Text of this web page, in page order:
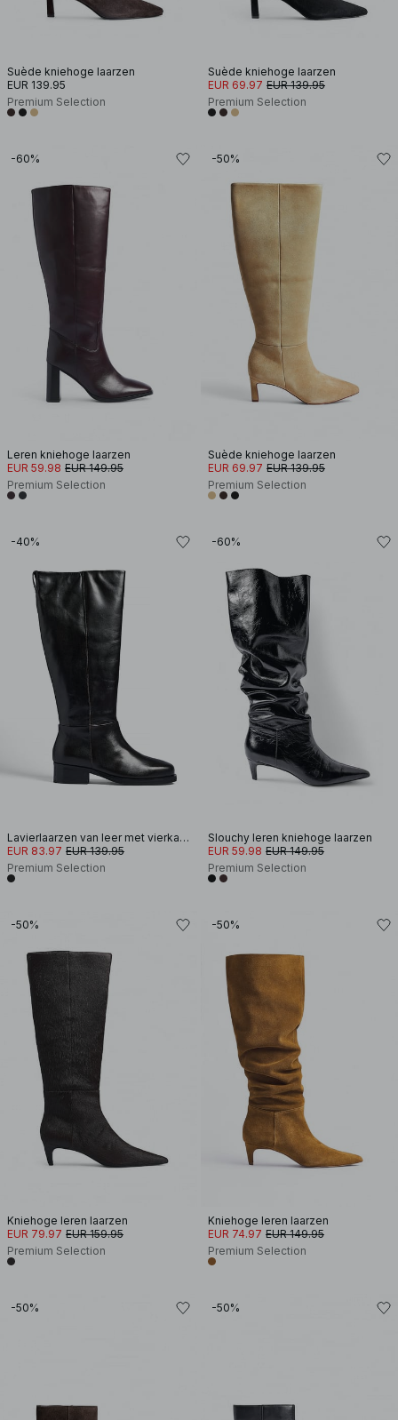
Suède kniehoge laarzen
EUR 139.95
Premium Selection
Suède kniehoge laarzen
EUR 69.97 EUR 139.95
Premium Selection
-60%
Leren kniehoge laarzen
EUR 59.98 EUR 149.95
Premium Selection
-50%
Suède kniehoge laarzen
EUR 69.97 EUR 139.95
Premium Selection
-40%
Lavierlaarzen van leer met vierkante neus
EUR 83.97 EUR 139.95
Premium Selection
-60%
Slouchy leren kniehoge laarzen
EUR 59.98 EUR 149.95
Premium Selection
-50%
Kniehoge leren laarzen
EUR 79.97 EUR 159.95
Premium Selection
-50%
Kniehoge leren laarzen
EUR 74.97 EUR 149.95
Premium Selection
-50% -50%